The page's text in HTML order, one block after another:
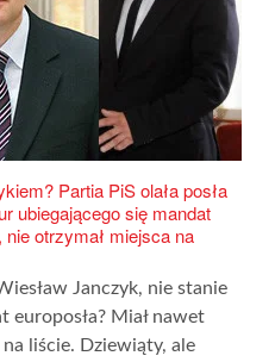
Partia PiS olała posła
ubiegającego się mandat
otrzymał miejsca na
Janczyk, nie stanie
Miał nawet
liście. Dziewiąty, ale